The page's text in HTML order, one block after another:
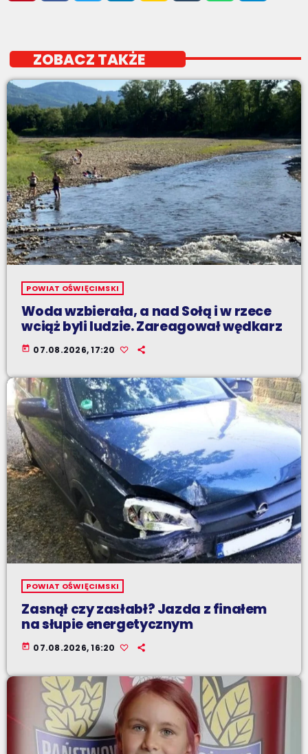
ZOBACZ TAKŻE
POWIAT OŚWIĘCIMSKI
Woda wzbierała, a nad Sołą i w rzece
wciąż byli ludzie. Zareagował wędkarz
today 07.08.2026, 17:20
POWIAT OŚWIĘCIMSKI
Zasnął czy zasłabł? Jazda z finałem
na słupie energetycznym
today 07.08.2026, 16:20